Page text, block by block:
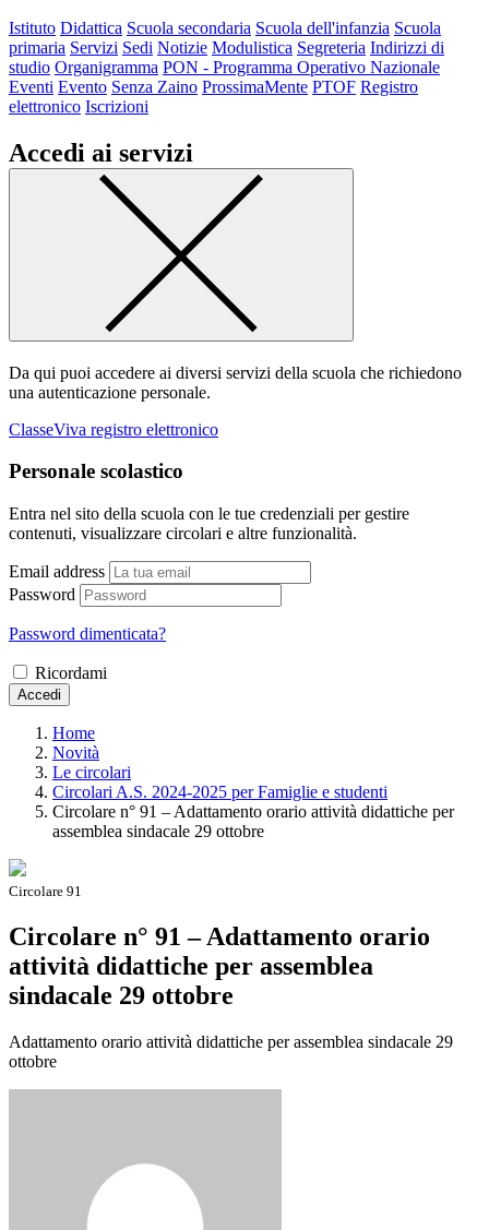
Istituto Didattica Scuola secondaria Scuola dell'infanzia Scuola
primaria Servizi Sedi Notizie Modulistica Segreteria Indirizzi di
studio Organigramma PON - Programma Operativo Nazionale
Eventi Evento Senza Zaino ProssimaMente PTOF Registro
elettronico Iscrizioni
Accedi ai servizi
Da qui puoi accedere ai diversi servizi della scuola che richiedono
una autenticazione personale.
ClasseViva registro elettronico
Personale scolastico
Entra nel sito della scuola con le tue credenziali per gestire
contenuti, visualizzare circolari e altre funzionalità.
Email address
Password
Password dimenticata?
Ricordami
Accedi
Home
Novità
Le circolari
Circolari A.S. 2024-2025 per Famiglie e studenti
Circolare n° 91 – Adattamento orario attività didattiche per
assemblea sindacale 29 ottobre
Circolare 91
Circolare n° 91 – Adattamento orario
attività didattiche per assemblea
sindacale 29 ottobre
Adattamento orario attività didattiche per assemblea sindacale 29
ottobre